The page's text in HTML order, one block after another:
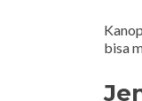
bisa